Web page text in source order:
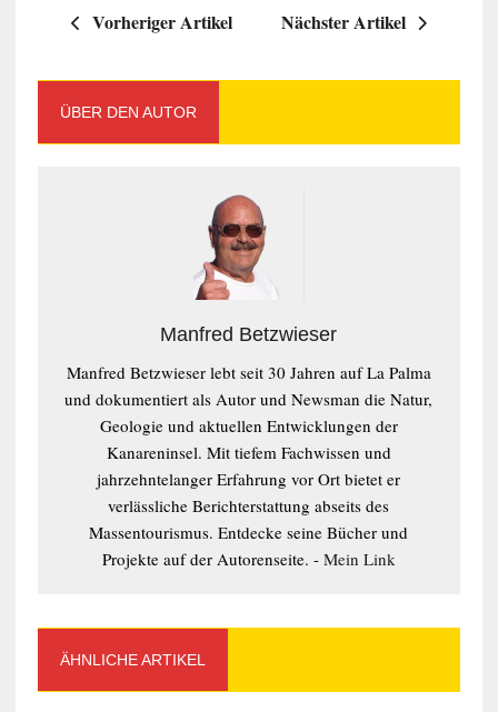
Vorheriger Artikel Nächster Artikel
ÜBER DEN AUTOR
Manfred Betzwieser
Manfred Betzwieser lebt seit 30 Jahren auf La Palma
und dokumentiert als Autor und Newsman die Natur,
Geologie und aktuellen Entwicklungen der
Kanareninsel. Mit tiefem Fachwissen und
jahrzehntelanger Erfahrung vor Ort bietet er
verlässliche Berichterstattung abseits des
Massentourismus. Entdecke seine Bücher und
Projekte auf der Autorenseite. - Mein Link
ÄHNLICHE ARTIKEL